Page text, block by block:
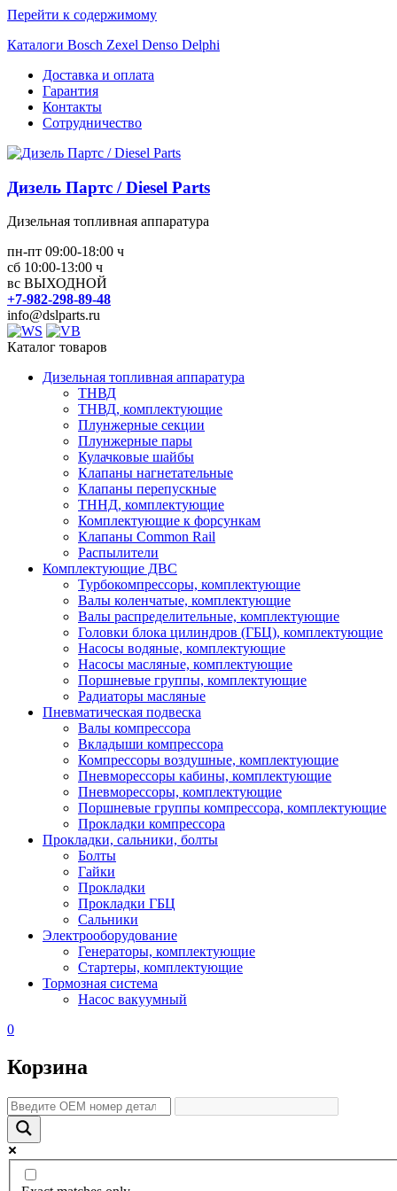
Перейти к содержимому
Каталоги Bosch Zexel Denso Delphi
Доставка и оплата
Гарантия
Контакты
Сотрудничество
Дизель Партс / Diesel Parts
Дизельная топливная аппаратура
пн-пт 09:00-18:00 ч
сб 10:00-13:00 ч
вс ВЫХОДНОЙ
+7-982-298-89-48
info@dslparts.ru
Каталог товаров
Дизельная топливная аппаратура
ТНВД
ТНВД, комплектующие
Плунжерные секции
Плунжерные пары
Кулачковые шайбы
Клапаны нагнетательные
Клапаны перепускные
ТННД, комплектующие
Комплектующие к форсункам
Клапаны Common Rail
Распылители
Комплектующие ДВС
Турбокомпрессоры, комплектующие
Валы коленчатые, комплектующие
Валы распределительные, комплектующие
Головки блока цилиндров (ГБЦ), комплектующие
Насосы водяные, комплектующие
Насосы масляные, комплектующие
Поршневые группы, комплектующие
Радиаторы масляные
Пневматическая подвеска
Валы компрессора
Вкладыши компрессора
Компрессоры воздушные, комплектующие
Пневморессоры кабины, комплектующие
Пневморессоры, комплектующие
Поршневые группы компрессора, комплектующие
Прокладки компрессора
Прокладки, сальники, болты
Болты
Гайки
Прокладки
Прокладки ГБЦ
Сальники
Электрооборудование
Генераторы, комплектующие
Стартеры, комплектующие
Тормозная система
Насос вакуумный
0
Корзина